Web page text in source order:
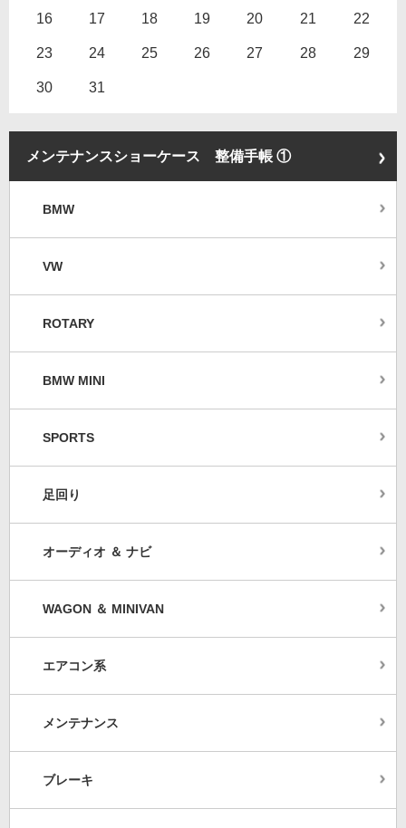
16 17 18 19 20 21 22
23 24 25 26 27 28 29
30 31
メンテナンスショーケース 整備手帳 ①
BMW
VW
ROTARY
BMW MINI
SPORTS
足回り
オーディオ ＆ ナビ
WAGON ＆ MINIVAN
エアコン系
メンテナンス
ブレーキ